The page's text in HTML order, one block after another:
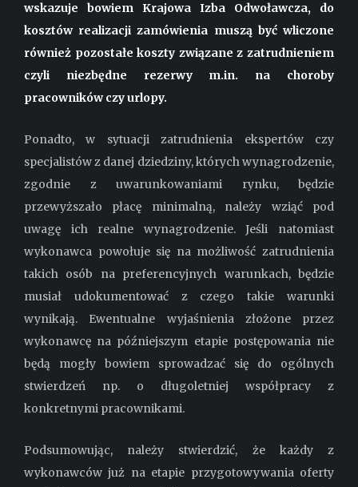
wskazuje bowiem Krajowa Izba Odwoławcza, do
kosztów realizacji zamówienia muszą być wliczone
również pozostałe koszty związane z zatrudnieniem
czyli niezbędne rezerwy m.in. na choroby
pracowników czy urlopy.
Ponadto, w sytuacji zatrudnienia ekspertów czy
specjalistów z danej dziedziny, których wynagrodzenie,
zgodnie z uwarunkowaniami rynku, będzie
przewyższało płacę minimalną, należy wziąć pod
uwagę ich realne wynagrodzenie. Jeśli natomiast
wykonawca powołuje się na możliwość zatrudnienia
takich osób na preferencyjnych warunkach, będzie
musiał udokumentować z czego takie warunki
wynikają. Ewentualne wyjaśnienia złożone przez
wykonawcę na późniejszym etapie postępowania nie
będą mogły bowiem sprowadzać się do ogólnych
stwierdzeń np. o długoletniej współpracy z
konkretnymi pracownikami.
Podsumowując, należy stwierdzić, że każdy z
wykonawców już na etapie przygotowywania oferty